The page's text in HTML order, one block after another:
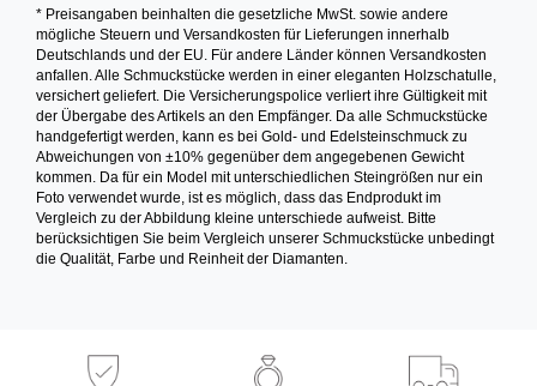
* Preisangaben beinhalten die gesetzliche MwSt. sowie andere
mögliche Steuern und Versandkosten für Lieferungen innerhalb
Deutschlands und der EU. Für andere Länder können Versandkosten
anfallen. Alle Schmuckstücke werden in einer eleganten Holzschatulle,
versichert geliefert. Die Versicherungspolice verliert ihre Gültigkeit mit
der Übergabe des Artikels an den Empfänger. Da alle Schmuckstücke
handgefertigt werden, kann es bei Gold- und Edelsteinschmuck zu
Abweichungen von ±10% gegenüber dem angegebenen Gewicht
kommen. Da für ein Model mit unterschiedlichen Steingrößen nur ein
Foto verwendet wurde, ist es möglich, dass das Endprodukt im
Vergleich zu der Abbildung kleine unterschiede aufweist. Bitte
berücksichtigen Sie beim Vergleich unserer Schmuckstücke unbedingt
die Qualität, Farbe und Reinheit der Diamanten.